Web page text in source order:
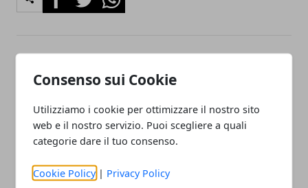
Consenso sui Cookie
Utilizziamo i cookie per ottimizzare il nostro sito
web e il nostro servizio. Puoi scegliere a quali
categorie dare il tuo consenso.
Cookie Policy | Privacy Policy
Il Morbo di Crohn, cosa è
Ascesso dentale: che fare